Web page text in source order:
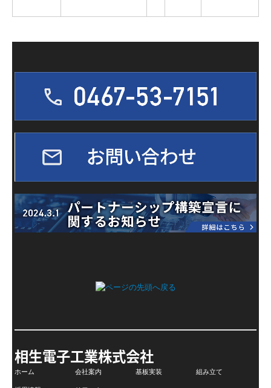
相生電子工業株式会社
ホーム 会社案内 基板実装 組み立て